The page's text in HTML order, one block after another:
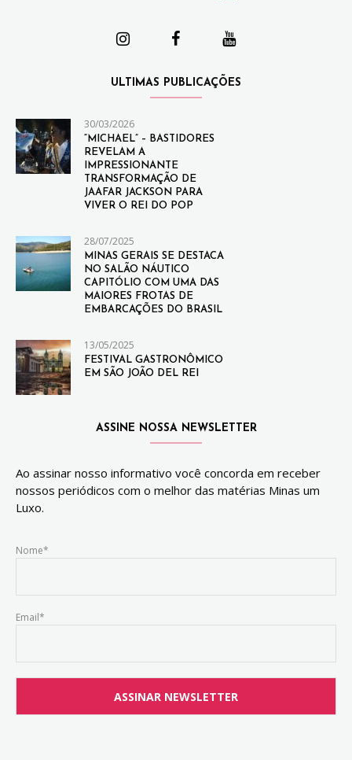
ULTIMAS PUBLICAÇÕES
30/03/2026
“MICHAEL” – BASTIDORES
REVELAM A
IMPRESSIONANTE
TRANSFORMAÇÃO DE
JAAFAR JACKSON PARA
VIVER O REI DO POP
28/07/2025
MINAS GERAIS SE DESTACA
NO SALÃO NÁUTICO
CAPITÓLIO COM UMA DAS
MAIORES FROTAS DE
EMBARCAÇÕES DO BRASIL
13/05/2025
FESTIVAL GASTRONÔMICO
EM SÃO JOÃO DEL REI
ASSINE NOSSA NEWSLETTER
Ao assinar nosso informativo você concorda em receber
nossos periódicos com o melhor das matérias Minas um
Luxo.
Nome*
Email*